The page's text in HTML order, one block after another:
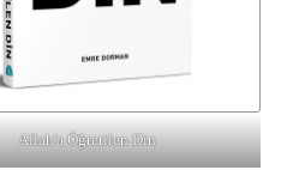
Allah'a Öğretilen Din